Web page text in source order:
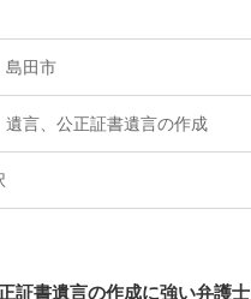
島田市
遺言、公正証書遺言の作成
証書遺言の作成に強い弁護士